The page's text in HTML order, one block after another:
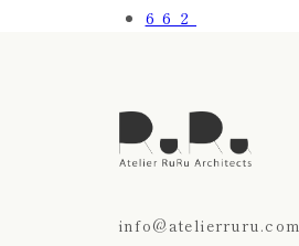
662
info@atelierruru.com